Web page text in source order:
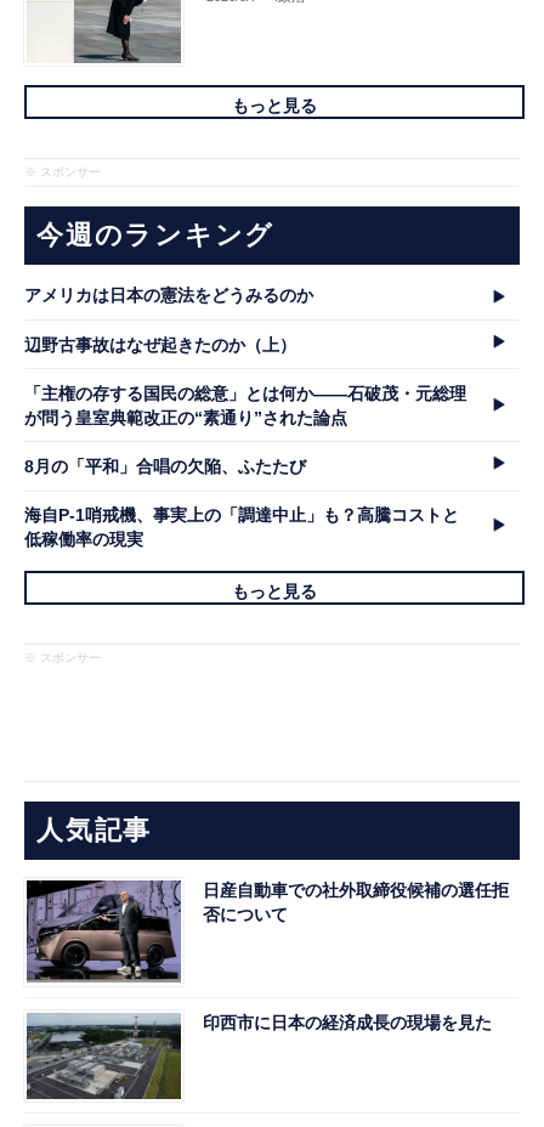
もっと見る
※ スポンサー
今週のランキング
アメリカは日本の憲法をどうみるのか
辺野古事故はなぜ起きたのか（上）
「主権の存する国民の総意」とは何か――石破茂・元総理
が問う皇室典範改正の“素通り”された論点
8月の「平和」合唱の欠陥、ふたたび
海自P-1哨戒機、事実上の「調達中止」も？高騰コストと
低稼働率の現実
もっと見る
※ スポンサー
人気記事
日産自動車での社外取締役候補の選任拒
否について
印西市に日本の経済成長の現場を見た